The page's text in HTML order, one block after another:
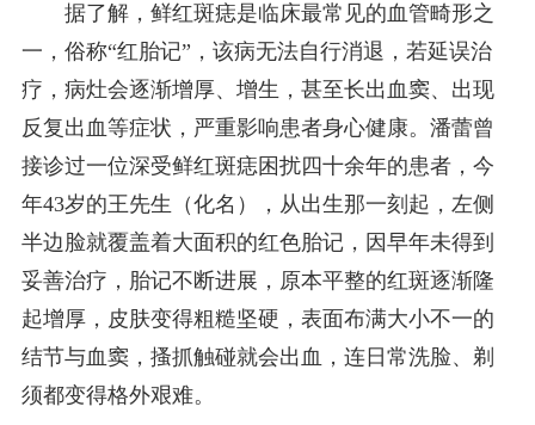
据了解，鲜红斑痣是临床最常见的血管畸形之
一，俗称“红胎记”，该病无法自行消退，若延误治
疗，病灶会逐渐增厚、增生，甚至长出血窦、出现
反复出血等症状，严重影响患者身心健康。潘蕾曾
接诊过一位深受鲜红斑痣困扰四十余年的患者，今
年43岁的王先生（化名），从出生那一刻起，左侧
半边脸就覆盖着大面积的红色胎记，因早年未得到
妥善治疗，胎记不断进展，原本平整的红斑逐渐隆
起增厚，皮肤变得粗糙坚硬，表面布满大小不一的
结节与血窦，搔抓触碰就会出血，连日常洗脸、剃
须都变得格外艰难。